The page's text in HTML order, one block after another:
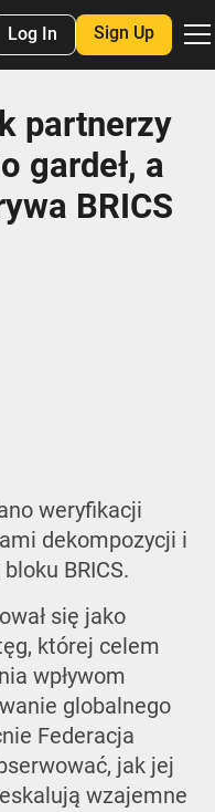
Log In Sign Up
partnerzy
gardeł, a
BRICS
weryfikacji
dekompozycji i
BRICS.
się jako
której celem
wpływom
globalnego
Federacja
jak jej
wzajemne